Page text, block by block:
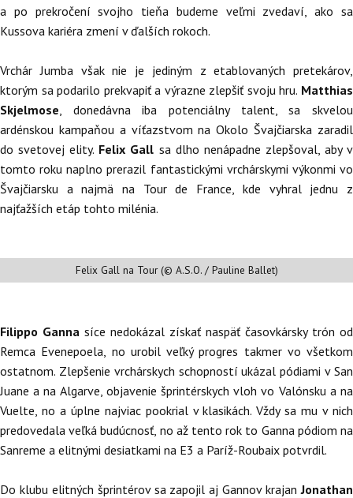
a po prekročení svojho tieňa budeme veľmi zvedaví, ako sa
Kussova kariéra zmení v ďalších rokoch.
Vrchár Jumba však nie je jediným z etablovaných pretekárov,
ktorým sa podarilo prekvapiť a výrazne zlepšiť svoju hru. Matthias
Skjelmose , donedávna iba potenciálny talent, sa skvelou
ardénskou kampaňou a víťazstvom na Okolo Švajčiarska zaradil
do svetovej elity. Felix Gall sa dlho nenápadne zlepšoval, aby v
tomto roku naplno prerazil fantastickými vrchárskymi výkonmi vo
Švajčiarsku a najmä na Tour de France, kde vyhral jednu z
najťažších etáp tohto milénia.
Felix Gall na Tour (© A.S.O. / Pauline Ballet)
Filippo Ganna síce nedokázal získať naspäť časovkársky trón od
Remca Evenepoela, no urobil veľký progres takmer vo všetkom
ostatnom. Zlepšenie vrchárskych schopností ukázal pódiami v San
Juane a na Algarve, objavenie šprintérskych vloh vo Valónsku a na
Vuelte, no a úplne najviac pookrial v klasikách. Vždy sa mu v nich
predovedala veľká budúcnosť, no až tento rok to Ganna pódiom na
Sanreme a elitnými desiatkami na E3 a Paríž-Roubaix potvrdil.
Do klubu elitných šprintérov sa zapojil aj Gannov krajan Jonathan